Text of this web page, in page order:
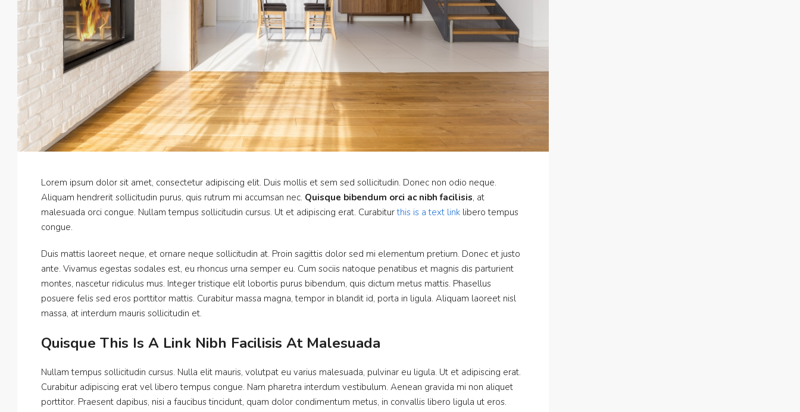
Lorem ipsum dolor sit amet, consectetur adipiscing elit. Duis mollis et sem sed sollicitudin. Donec non odio neque.
Aliquam hendrerit sollicitudin purus, quis rutrum mi accumsan nec. Quisque bibendum orci ac nibh facilisis, at
malesuada orci congue. Nullam tempus sollicitudin cursus. Ut et adipiscing erat. Curabiturthis is a text link libero tempus
congue.
Duis mattis laoreet neque, et ornare neque sollicitudin at. Proin sagittis dolor sed mi elementum pretium. Donec et justo
ante. Vivamus egestas sodales est, eu rhoncus urna semper eu. Cum sociis natoque penatibus et magnis dis parturient
montes, nascetur ridiculus mus. Integer tristique elit lobortis purus bibendum, quis dictum metus mattis. Phasellus
posuere felis sed eros porttitor mattis. Curabitur massa magna, tempor in blandit id, porta in ligula. Aliquam laoreet nisl
massa, at interdum mauris sollicitudin et.
Quisque This Is A Link Nibh Facilisis At Malesuada
Nullam tempus sollicitudin cursus. Nulla elit mauris, volutpat eu varius malesuada, pulvinar eu ligula. Ut et adipiscing erat.
Curabitur adipiscing erat vel libero tempus congue. Nam pharetra interdum vestibulum. Aenean gravida mi non aliquet
porttitor. Praesent dapibus, nisi a faucibus tincidunt, quam dolor condimentum metus, in convallis libero ligula ut eros.